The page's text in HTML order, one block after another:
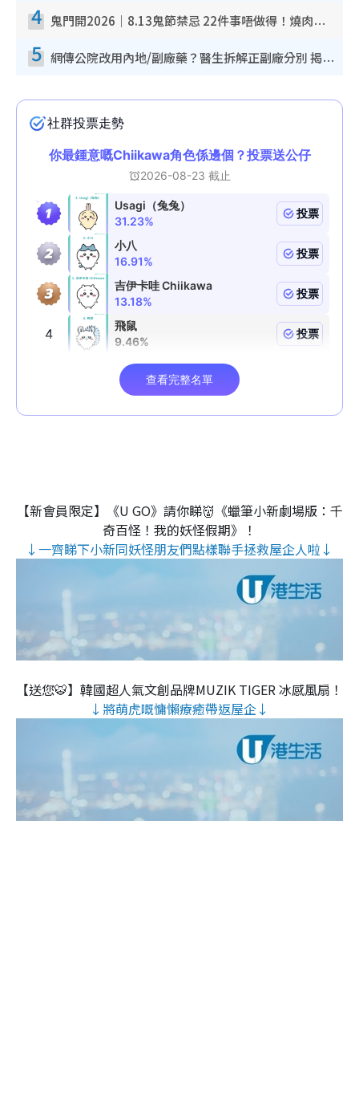
4 鬼門開2026｜8.13鬼節禁忌 22件事唔做得！燒肉、刺身要少食？半夜勿吹口哨/打呢個電話
5 網傳公院改用內地/副廠藥？醫生拆解正副廠分別 揭4類人換藥隨時出事
【新會員限定】《U GO》請你睇👹《蠟筆小新劇場版：千
奇百怪！我的妖怪假期》！
↓一齊睇下小新同妖怪朋友們點樣聯手拯救屋企人啦↓
【送您🐯】韓國超人氣文創品牌MUZIK TIGER 冰感風扇！
↓將萌虎嘅慵懶療癒帶返屋企↓